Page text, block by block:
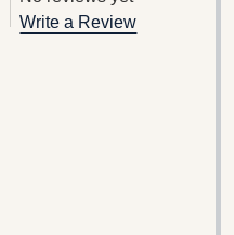
Write a Review